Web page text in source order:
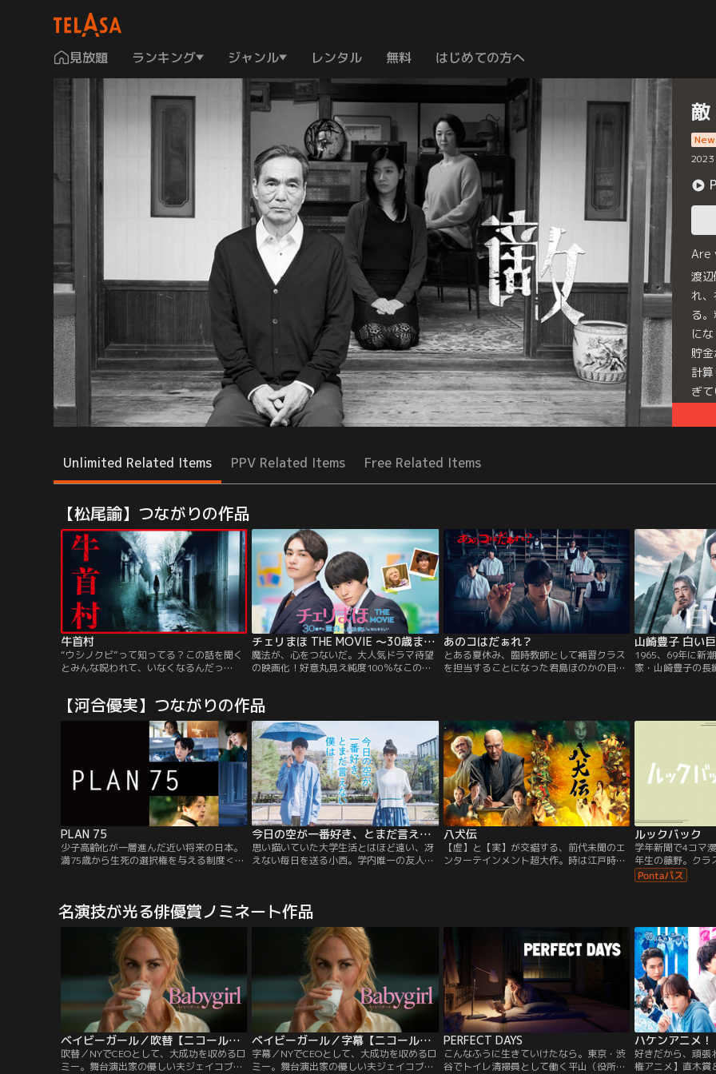
見放題 ランキング ジャンル レンタル 無料 はじめての方へ
敵
New
2023
Are
渡
れ
る
に
貯
計
ぎ
Unlimited Related Items PPV Related Items Free Related Items
【松尾諭】つながりの作品
牛首村
“ウシノクビ”って知ってる？この話を聞く
とみんな呪われて、いなくなるんだっ
そっくりの女子高生を見て驚愕する。牛首
マスクを無理やり被せられ、廃墟に閉じ込
められたところで、映像は途切れた。彼女
は誰なのか？妙な胸騒ぎと、忍び寄る恐
チェリまほ THE MOVIE ～30歳まで童貞だと魔法使いになれるらしい～
魔法が、心をつないだ。大人気ドラマ待望
の映画化！好意丸見え純度100％なこの恋
れたサラリーマン・安達（赤楚衛二）と社
内の人気者で仕事も出来る同期・黒沢（町
田啓太）は恋人同士。デートを重ねたり、
社内恋愛も順調な幸せな日々の中、安達に
転勤の話が舞い込む。
あのコはだぁれ？
とある夏休み、臨時教師として補習クラス
を担当することになった君島ほのかの目の
前で、ある女子生徒が突如屋上から飛び降
を受ける生徒たちは、“あのコ”にまつわる
ある衝撃の事実にたどり着く…。彼らを待
ち受ける、予想もつかない恐怖とは…？
山崎豊子 白い
1965、69年に新
家・山崎豊子の長
発行部数はシリー
はの、今までに
世界を醸成して
【河合優実】つながりの作品
PLAN 75
少子高齢化が一層進んだ近い将来の日本。
満75歳から生死の選択権を与える制度＜プ
ドとなる。夫と死別してひとりで慎ましく
暮らす、角谷ミチ（倍賞千恵子）は78歳。
ある日、高齢を理由にホテルの客室清掃の
仕事を突然解雇される。
今日の空が一番好き、とまだ言えない僕は
思い描いていた大学生活とはほど遠い、冴
えない毎日を送る小西。学内唯一の友人・
しい姿に目を奪われた。思い切って声をか
けると、拍子抜けするほど偶然が重なり急
速に意気投合する。会話が尽きない中…。
八犬伝
【虚】と【実】が交錯する、前代未聞のエ
ンターテインメント超大作。時は江戸時
の剣士が、運命に引き寄せられて集結し、
壮絶な戦いに挑むという物語だ。北斎はた
ちまち夢中になる。やがて…。
ルックバック
学年新聞で4コマ
年生の藤野。クラ
自分の画力に絶対
が、ある日の学年
名演技が光る俳優賞ノミネート作品
ベイビーガール／吹替【ニコール・キッドマン主演】
吹替／NYでCEOとして、大成功を収めるロ
ミー。舞台演出家の優しい夫ジェイコブと
ベイビーガール／字幕【ニコール・キッドマン主演】
字幕／NYでCEOとして、大成功を収めるロ
ミー。舞台演出家の優しい夫ジェイコブと
PERFECT DAYS
こんなふうに生きていけたなら。東京・渋
谷でトイレ清掃員として働く平山（役所広
ハケンアニメ！
好きだから、頑張
権アニメ】直木賞